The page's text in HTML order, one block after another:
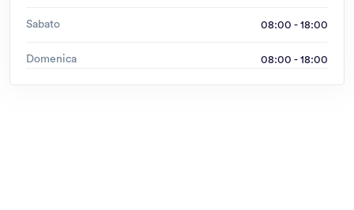
Sabato 08:00 - 18:00
Domenica 08:00 - 18:00